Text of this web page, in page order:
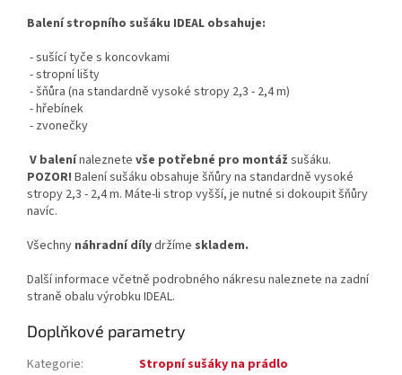
Balení stropního sušáku IDEAL obsahuje:
- sušící tyče s koncovkami
- stropní lišty
- šňůra (na standardně vysoké stropy 2,3 - 2,4 m)
- hřebínek
- zvonečky
V balenínaleznete vše potřebné pro montáž sušáku.
POZOR! Balení sušáku obsahuje šňůry na standardně vysoké
stropy 2,3 - 2,4 m. Máte-li strop vyšší, je nutné si dokoupit šňůry
navíc.
Všechny náhradní dílydržíme skladem.
Další informace včetně podrobného nákresu naleznete na zadní
straně obalu výrobku IDEAL.
Doplňkové parametry
Kategorie:
Stropní sušáky na prádlo